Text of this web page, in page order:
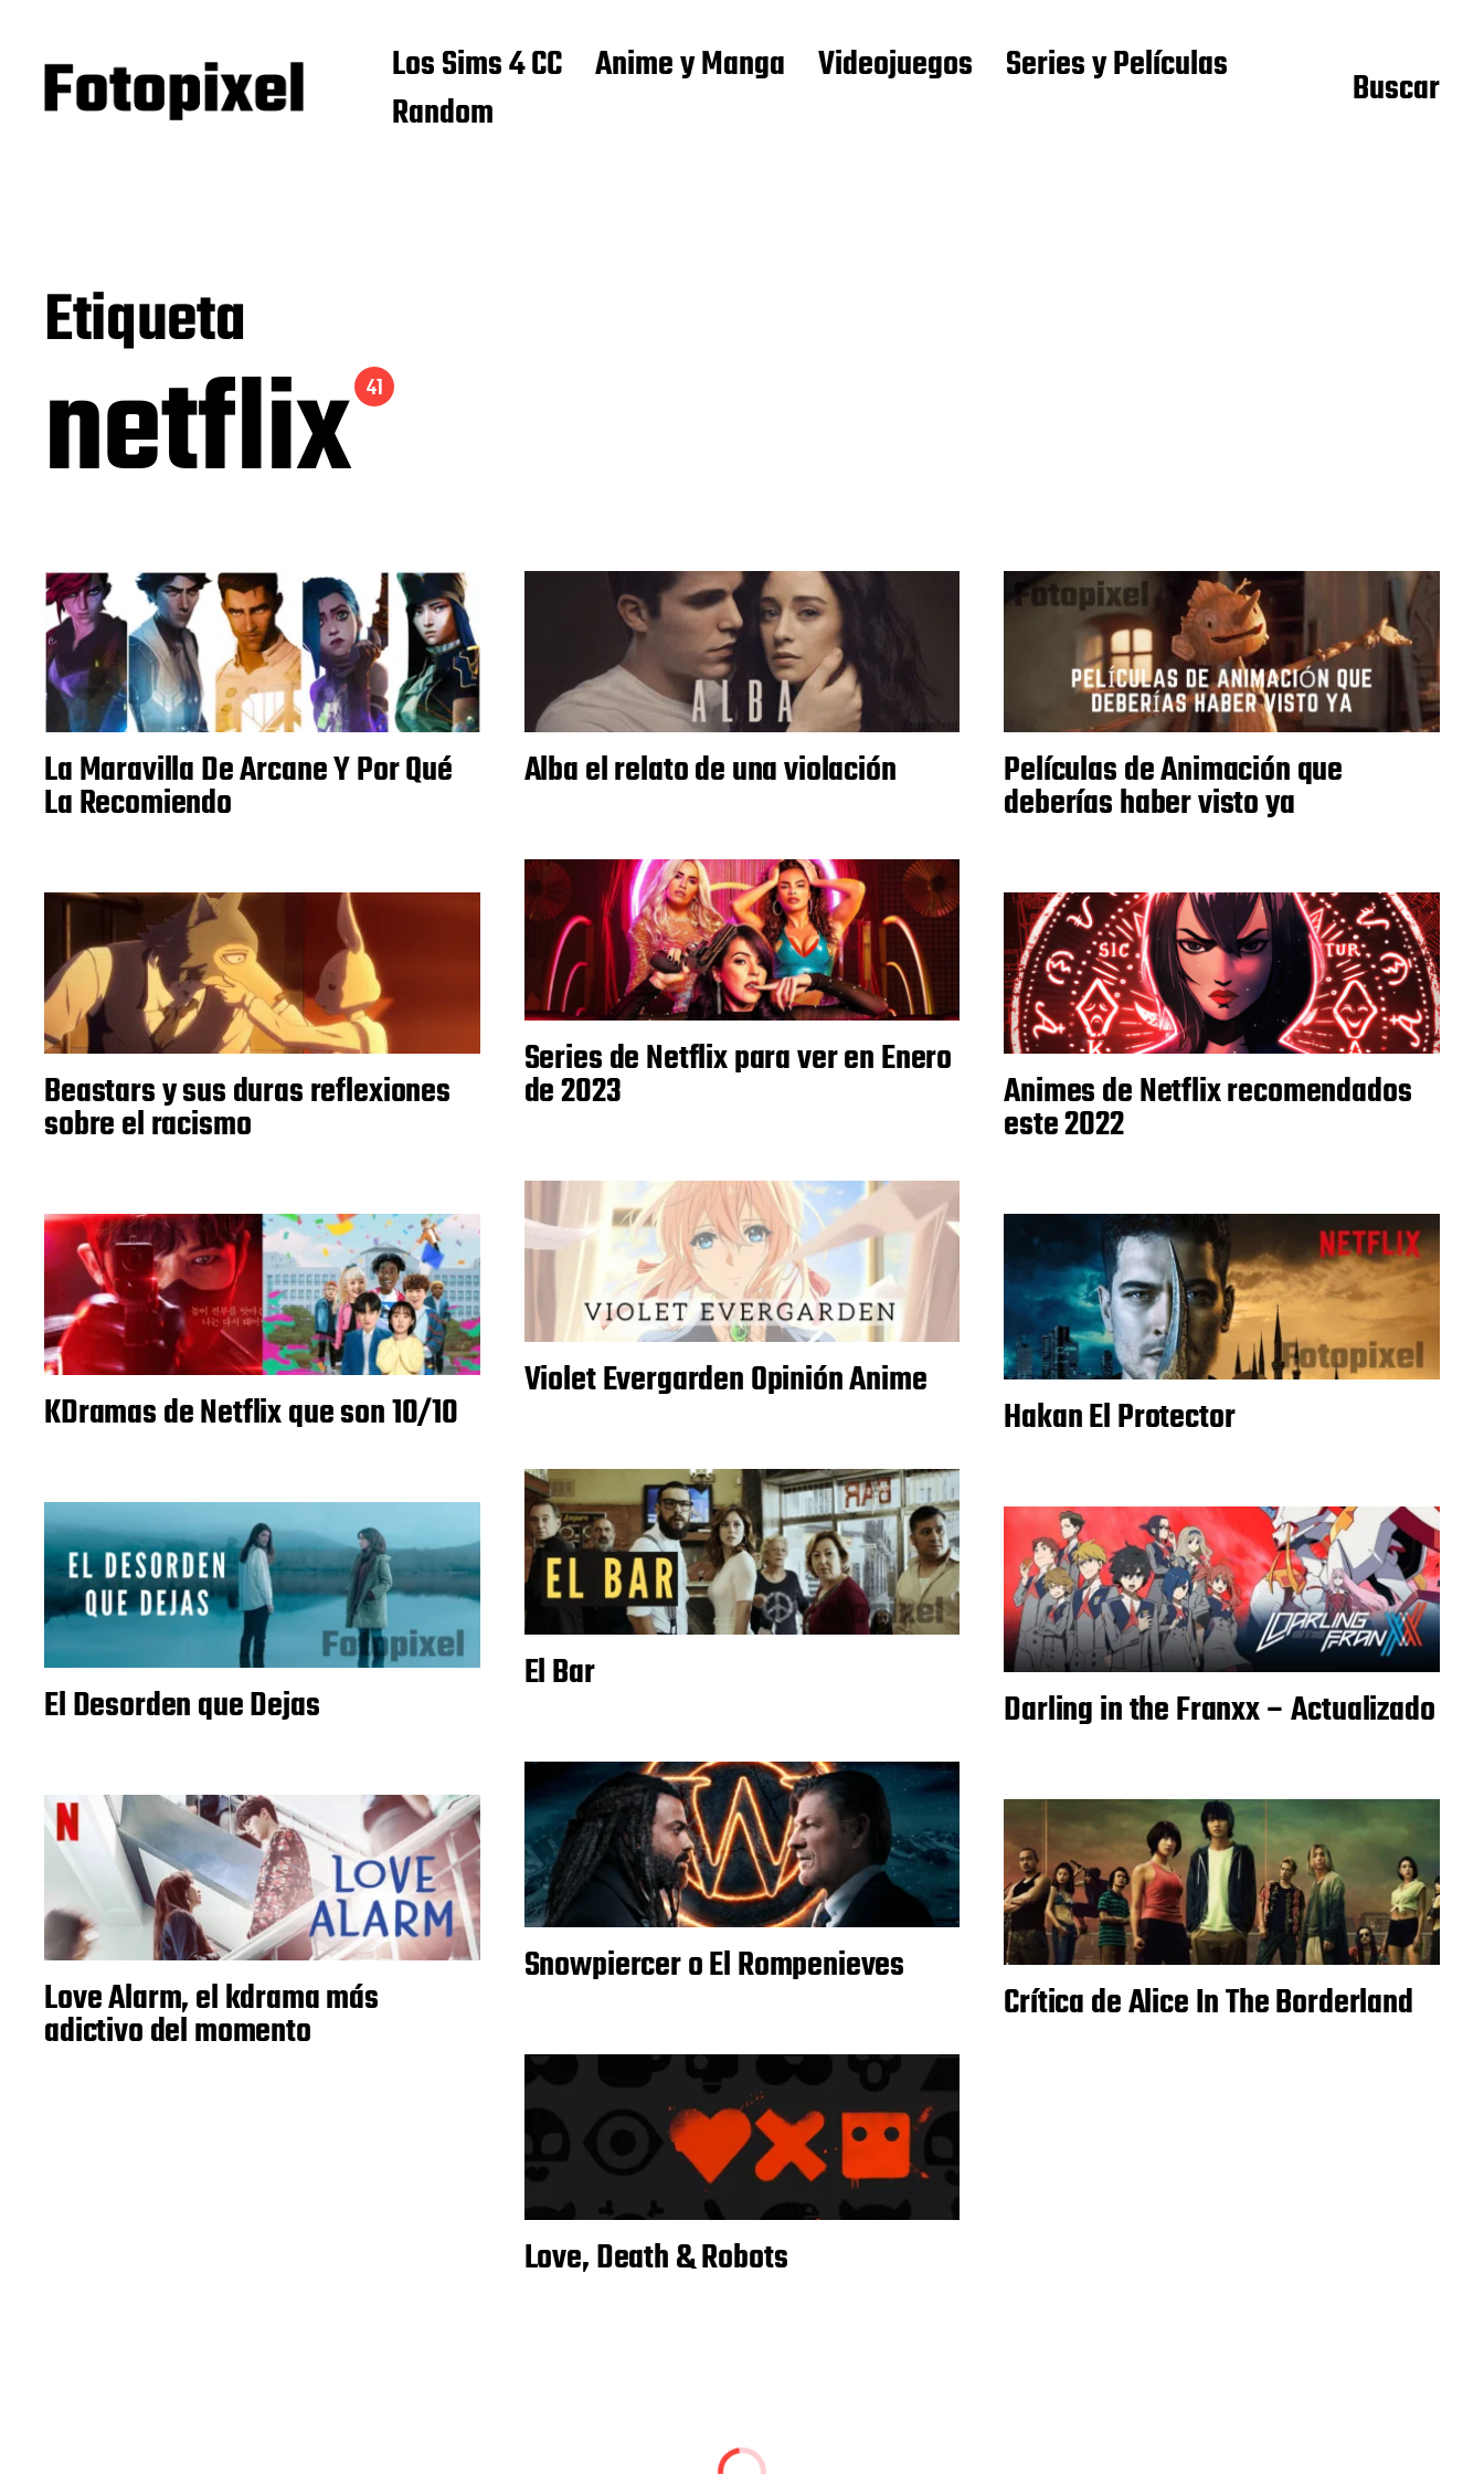
Los Sims 4 CC Anime y Manga Videojuegos
Series y Películas
Random
Buscar
Etiqueta
netflix41
La Maravilla De Arcane Y Por Qué
La Recomiendo
Alba el relato de una violación Películas de Animación que
deberías haber visto ya
Series de Netflix para ver en Enero
de 2023
Beastars y sus duras reflexiones
sobre el racismo
Animes de Netflix recomendados
este 2022
Violet Evergarden Opinión Anime
KDramas de Netflix que son 10/10 Hakan El Protector
El Bar
El Desorden que Dejas Darling in the Franxx – Actualizado
Snowpiercer o El Rompenieves
Love Alarm, el kdrama más
adictivo del momento
Crítica de Alice In The Borderland
Love, Death & Robots